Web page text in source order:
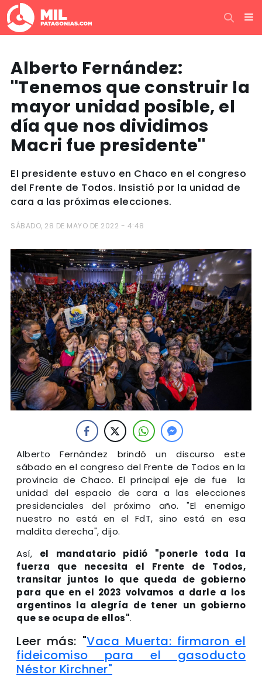
Alberto Fernández:
''Tenemos que construir la
mayor unidad posible, el
día que nos dividimos
Macri fue presidente''
El presidente estuvo en Chaco en el congreso
del Frente de Todos. Insistió por la unidad de
cara a las próximas elecciones.
SÁBADO, 28 DE MAYO DE 2022 - 4:48
Alberto Fernández brindó un discurso este
sábado en el congreso del Frente de Todos en la
provincia de Chaco. El principal eje de fue la
unidad del espacio de cara a las elecciones
presidenciales del próximo año. "El enemigo
nuestro no está en el FdT, sino está en esa
maldita derecha", dijo.
Así, el mandatario pidió "ponerle toda la
fuerza que necesita el Frente de Todos,
transitar juntos lo que queda de gobierno
para que en el 2023 volvamos a darle a los
argentinos la alegría de tener un gobierno
que se ocupa de ellos".
Leer más: "Vaca Muerta: firmaron el
fideicomiso para el gasoducto
Néstor Kirchner"